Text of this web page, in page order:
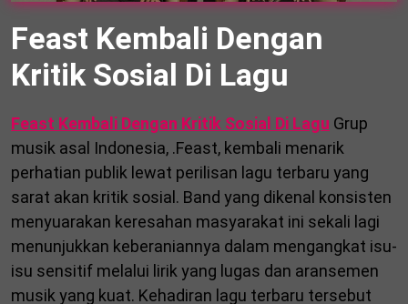
Feast Kembali Dengan
Kritik Sosial Di Lagu
Feast Kembali Dengan Kritik Sosial Di Lagu Grup
musik asal Indonesia, .Feast, kembali menarik
perhatian publik lewat perilisan lagu terbaru yang
sarat akan kritik sosial. Band yang dikenal konsisten
menyuarakan keresahan masyarakat ini sekali lagi
menunjukkan keberaniannya dalam mengangkat isu-
isu sensitif melalui lirik yang lugas dan aransemen
musik yang kuat. Kehadiran lagu terbaru tersebut